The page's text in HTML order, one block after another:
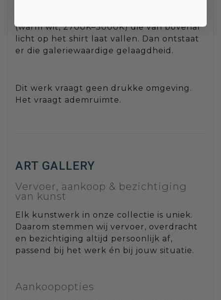
(warm wit, 2700K–3000K) die van bovenaf
licht op het shirt laat vallen. Dan ontstaat
er die galeriewaardige gelaagdheid.
Dit werk vraagt geen drukke omgeving.
Het vraagt ademruimte.
ART GALLERY
Vervoer, aankoop & bezichtiging
van kunst
Elk kunstwerk in onze collectie is uniek.
Daarom stemmen wij vervoer, overdracht
en bezichtiging altijd persoonlijk af,
passend bij het werk én bij jouw situatie.
Aankoopopties